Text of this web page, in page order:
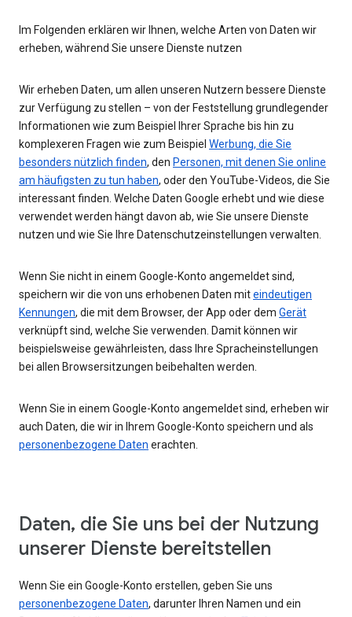
Im Folgenden erklären wir Ihnen, welche Arten von Daten wir
erheben, während Sie unsere Dienste nutzen
Wir erheben Daten, um allen unseren Nutzern bessere Dienste
zur Verfügung zu stellen – von der Feststellung grundlegender
Informationen wie zum Beispiel Ihrer Sprache bis hin zu
komplexeren Fragen wie zum Beispiel Werbung, die Sie
besonders nützlich finden, den Personen, mit denen Sie online
am häufigsten zu tun haben, oder den YouTube-Videos, die Sie
interessant finden. Welche Daten Google erhebt und wie diese
verwendet werden hängt davon ab, wie Sie unsere Dienste
nutzen und wie Sie Ihre Datenschutzeinstellungen verwalten.
Wenn Sie nicht in einem Google-Konto angemeldet sind,
speichern wir die von uns erhobenen Daten miteindeutigen
Kennungen, die mit dem Browser, der App oder dem Gerät
verknüpft sind, welche Sie verwenden. Damit können wir
beispielsweise gewährleisten, dass Ihre Spracheinstellungen
bei allen Browsersitzungen beibehalten werden.
Wenn Sie in einem Google-Konto angemeldet sind, erheben wir
auch Daten, die wir in Ihrem Google-Konto speichern und als
personenbezogene Daten erachten.
Daten, die Sie uns bei der Nutzung
unserer Dienste bereitstellen
Wenn Sie ein Google-Konto erstellen, geben Sie uns
personenbezogene Daten, darunter Ihren Namen und ein